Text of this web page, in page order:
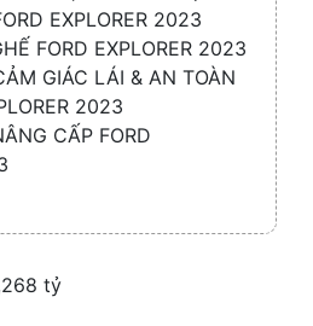
EXPLORER 2023
FORD EXPLORER 2023
GIÁC LÁI & AN TOÀN
2023
CẤP FORD
tỷ